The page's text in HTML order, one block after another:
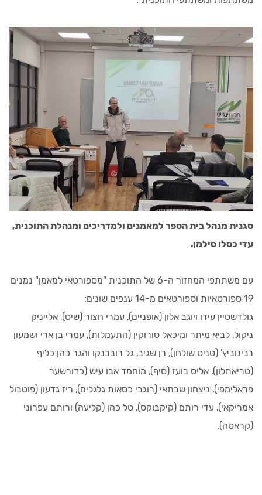
סגנית מנהל בית הספר למאמנים ולמדריכים ומנהלת התוכנית,
עדי כסלו סילמן.
עם משתתפי המחזור ה-6 של התוכנית "מספורטאי למאמן" נמנים
19 ספורטאיות וספורטאים מ-14 ענפים שונים:
גולדשטיין עידו ויוגב אלון (אופניים), עמרי חצור (שיט), אלייניק
ניקול, לביא מיתר ומיכאל סורוקין (התעמלות), עמרי בן ארי ושמעון
רבינוביץ' (טניס שולחן), רן שגיב, גל רובבנקו והגר כהן כליף
(טריאתלון), אליס בועז (סיף), מוחמד אבו עיש (כדורשער
פראלימפי), ניצחון שבתאי (רוגבי כסאות גלגלים), ריז גדעון (פוטבול
אמריקאי), עדי רותם (קיקבוקס), טל כהן (קליעה) ורותם עפרוני
(קראטה).